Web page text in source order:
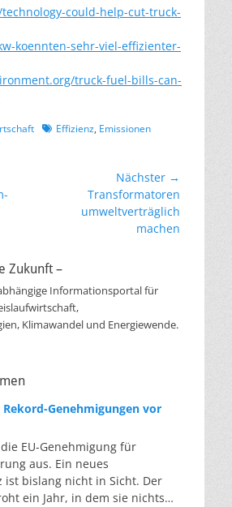
could-help-cut-truck-
koennten-sehr-viel-effizienter-
truck-fuel-bills-can-
Schlagworte
Effizienz, Emissionen
Nächster →
Nächster
Beitrag:
Transformatoren
umweltverträglich
machen
Zukunft –
Informationsportal für
Klimawandel und Energiewende.
Genehmigungen vor
EU-Genehmigung für
aus. Ein neues
ist bislang nicht in Sicht. Der
ein Jahr, in dem sie nichts